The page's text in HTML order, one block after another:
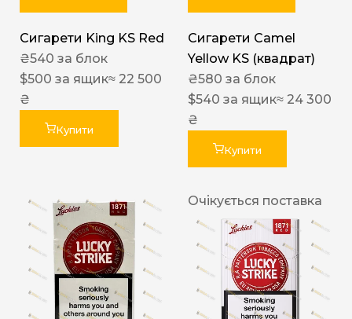
Сигарети King KS Red
₴540 за блок
$500 за ящик≈ 22 500
₴
Купити
Сигарети Camel
Yellow KS (квадрат)
₴580 за блок
$540 за ящик≈ 24 300
₴
Купити
Очікується поставка